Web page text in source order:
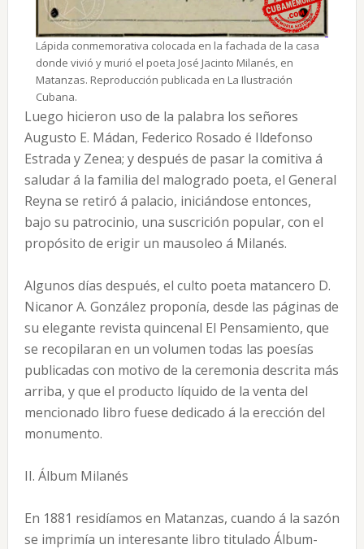
Lápida conmemorativa colocada en la fachada de la casa
donde vivió y murió el poeta José Jacinto Milanés, en
Matanzas. Reproducción publicada en La Ilustración
Cubana.
Luego hicieron uso de la palabra los señores
Augusto E. Mádan, Federico Rosado é Ildefonso
Estrada y Zenea; y después de pasar la comitiva á
saludar á la familia del malogrado poeta, el General
Reyna se retiró á palacio, iniciándose entonces,
bajo su patrocinio, una suscrición popular, con el
propósito de erigir un mausoleo á Milanés.
Algunos días después, el culto poeta matancero D.
Nicanor A. González proponía, desde las páginas de
su elegante revista quincenal El Pensamiento, que
se recopilaran en un volumen todas las poesías
publicadas con motivo de la ceremonia descrita más
arriba, y que el producto líquido de la venta del
mencionado libro fuese dedicado á la erección del
monumento.
II. Álbum Milanés
En 1881 residíamos en Matanzas, cuando á la sazón
se imprimía un interesante libro titulado Álbum-